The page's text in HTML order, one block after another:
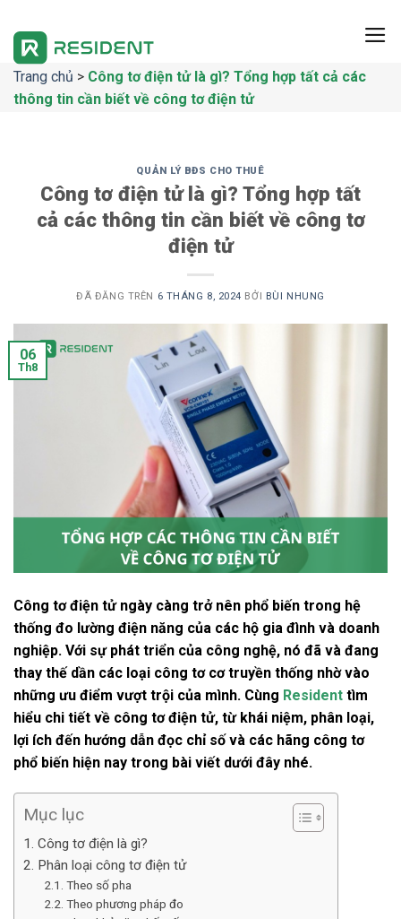
đến
nội
dungTrang chủ > Công tơ điện tử là gì? Tổng hợp tất cả các
thông tin cần biết về công tơ điện tử
QUẢN LÝ BĐS CHO THUÊ
Công tơ điện tử là gì? Tổng hợp tất
cả các thông tin cần biết về công tơ
điện tử
ĐÃ ĐĂNG TRÊN 6 THÁNG 8, 2024 BỞI BÙI NHUNG
06
Th8
Công tơ điện tử ngày càng trở nên phổ biến trong hệ
thống đo lường điện năng của các hộ gia đình và doanh
nghiệp. Với sự phát triển của công nghệ, nó đã và đang
thay thế dần các loại công tơ cơ truyền thống nhờ vào
những ưu điểm vượt trội của mình. Cùng Resident tìm
hiểu chi tiết về công tơ điện tử, từ khái niệm, phân loại,
lợi ích đến hướng dẫn đọc chỉ số và các hãng công tơ
phổ biến hiện nay trong bài viết dưới đây nhé.
Mục lục
1. Công tơ điện là gì?
2. Phân loại công tơ điện tử
2.1. Theo số pha
2.2. Theo phương pháp đo